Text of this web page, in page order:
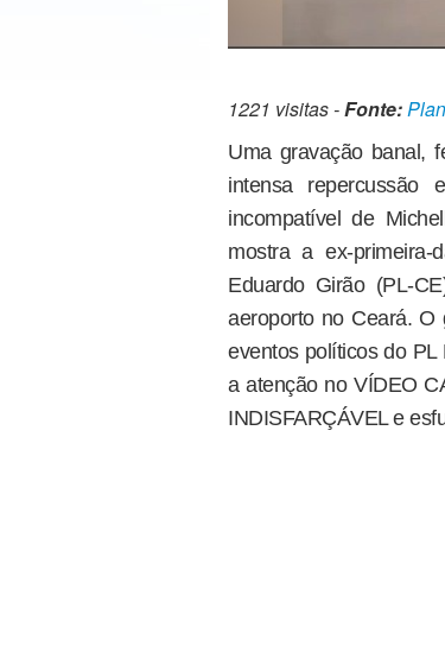
1221 visitas -Fonte:
Uma gravação banal,
intensa repercussão
incompatível de
mostra a ex-
Eduardo Girão (PL-
aeroporto no Ceará.
eventos políticos do
a atenção no VÍDEO
INDISFARÇÁVEL e